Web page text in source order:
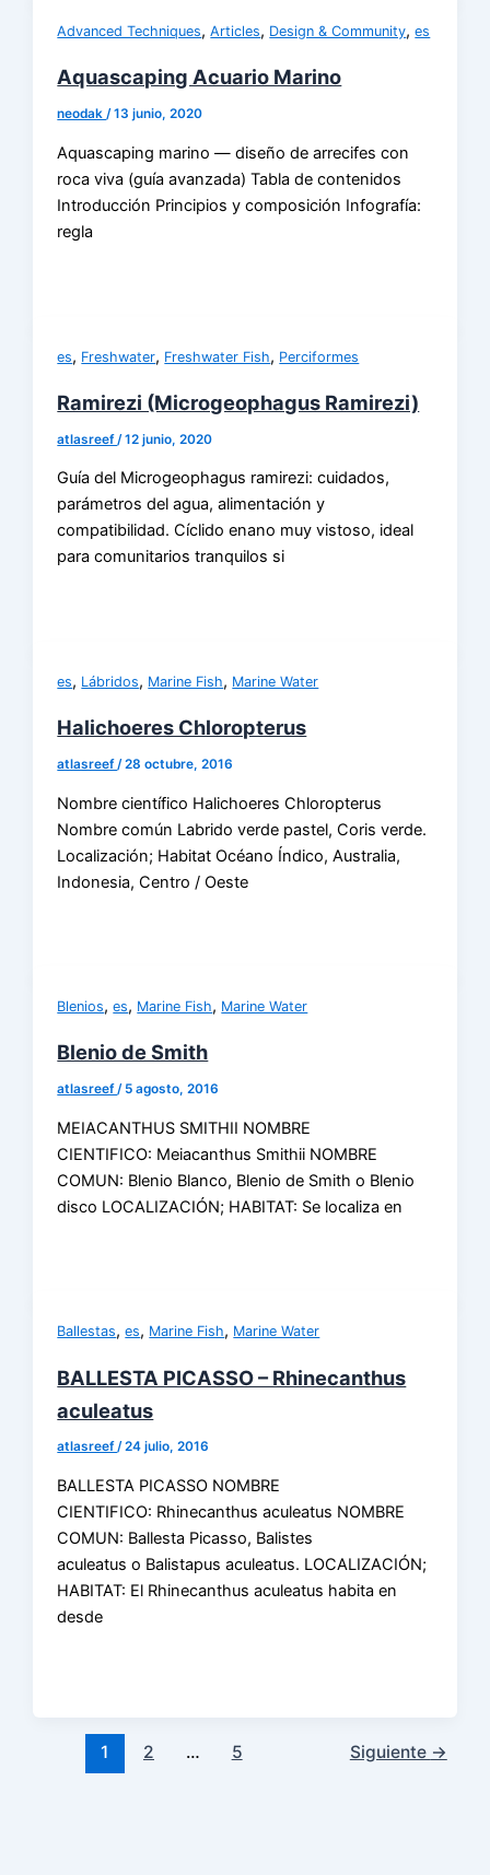
Advanced Techniques,Articles, Design & Community,es
Aquascaping Acuario Marino
neodak/13 junio, 2020
Aquascaping marino — diseño de arrecifes con
roca viva (guía avanzada) Tabla de contenidos
Introducción Principios y composición Infografía:
regla
es, Freshwater, Freshwater Fish, Perciformes
Ramirezi (Microgeophagus Ramirezi)
atlasreef /12 junio, 2020
Guía del Microgeophagus ramirezi: cuidados,
parámetros del agua, alimentación y
compatibilidad. Cíclido enano muy vistoso, ideal
para comunitarios tranquilos si
es, Lábridos, Marine Fish, Marine Water
Halichoeres Chloropterus
atlasreef/28 octubre, 2016
Nombre científico Halichoeres Chloropterus
Nombre común Labrido verde pastel, Coris verde.
Localización; Habitat Océano Índico, Australia,
Indonesia, Centro / Oeste
Blenios,es, Marine Fish, Marine Water
Blenio de Smith
atlasreef/ 5 agosto, 2016
MEIACANTHUS SMITHII NOMBRE
CIENTIFICO: Meiacanthus Smithii NOMBRE
COMUN: Blenio Blanco, Blenio de Smith o Blenio
disco LOCALIZACIÓN; HABITAT: Se localiza en
Ballestas,es, Marine Fish, Marine Water
BALLESTA PICASSO – Rhinecanthus
aculeatus
atlasreef/24 julio, 2016
BALLESTA PICASSO NOMBRE
CIENTIFICO: Rhinecanthus aculeatus NOMBRE
COMUN: Ballesta Picasso, Balistes
aculeatus o Balistapus aculeatus. LOCALIZACIÓN;
HABITAT: El Rhinecanthus aculeatus habita en
desde
1 2 … 5 Siguiente →